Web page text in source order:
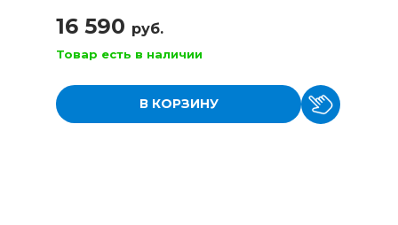
16 590 руб.
Товар есть в наличии
В КОРЗИНУ